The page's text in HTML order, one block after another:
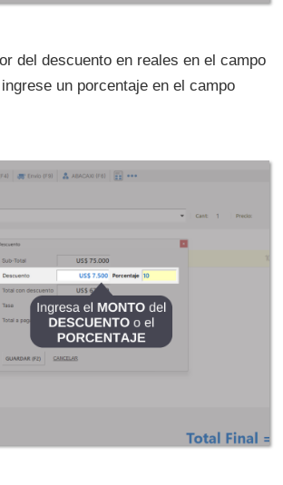
del descuento en reales en el campo
un porcentaje en el campo